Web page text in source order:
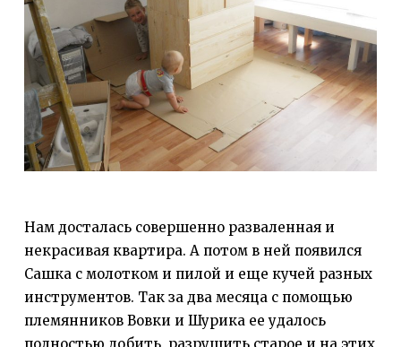
Нам досталась совершенно разваленная и
некрасивая квартира. А потом в ней появился
Сашка с молотком и пилой и еще кучей разных
инструментов. Так за два месяца с помощью
племянников Вовки и Шурика ее удалось